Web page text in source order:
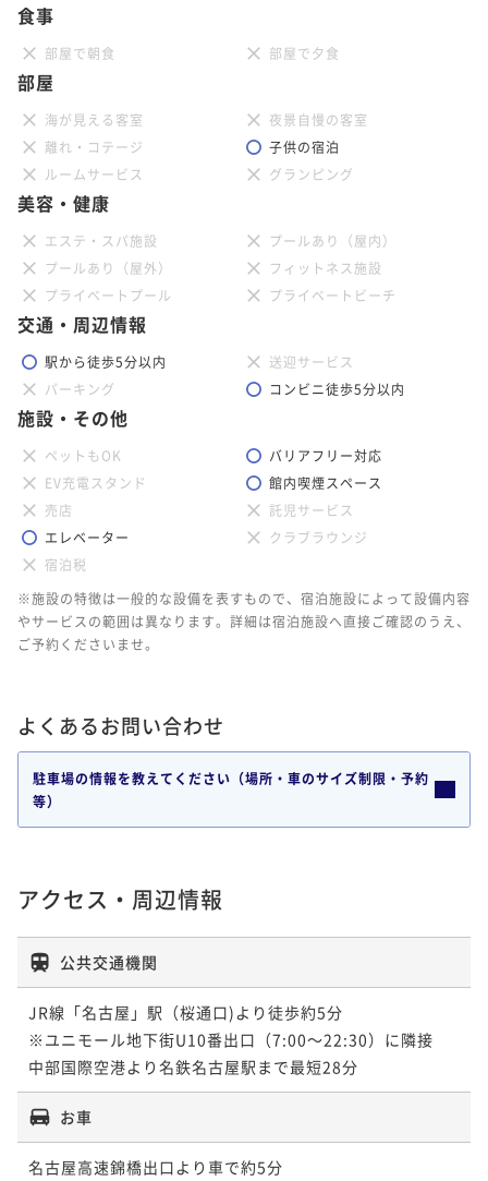
食事
部屋で朝食 部屋で夕食
部屋
海が見える客室
夜景自慢の客室
離れ・コテージ
子供の宿泊
ルームサービス
グランピング
美容・健康
エステ・スパ施設
プールあり（屋内）
プールあり（屋外）
フィットネス施設
プライベートプール
プライベートビーチ
交通・周辺情報
駅から徒歩5分以内
送迎サービス
パーキング
コンビニ徒歩5分以内
施設・その他
ペットもOK
バリアフリー対応
EV充電スタンド
館内喫煙スペース
売店
託児サービス
エレベーター
クラブラウンジ
宿泊税
※施設の特徴は一般的な設備を表すもので、宿泊施設によって設備内容
やサービスの範囲は異なります。詳細は宿泊施設へ直接ご確認のうえ、
ご予約くださいませ。
よくあるお問い合わせ
駐車場の情報を教えてください（場所・車のサイズ制限・予約
等）
アクセス・周辺情報
公共交通機関
JR線「名古屋」駅（桜通口)より徒歩約5分
※ユニモール地下街U10番出口（7:00～22:30）に隣接
中部国際空港より名鉄名古屋駅まで最短28分
お車
名古屋高速錦橋出口より車で約5分